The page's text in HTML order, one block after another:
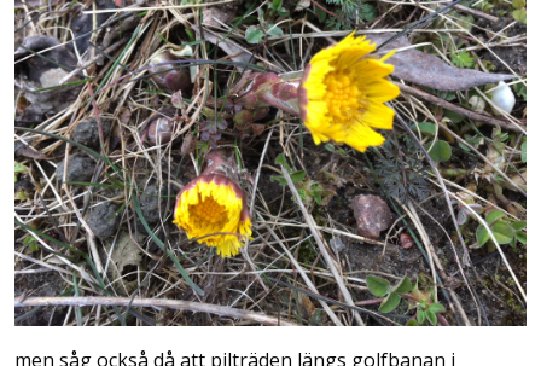
men såg också då att pilträden längs golfbanan i